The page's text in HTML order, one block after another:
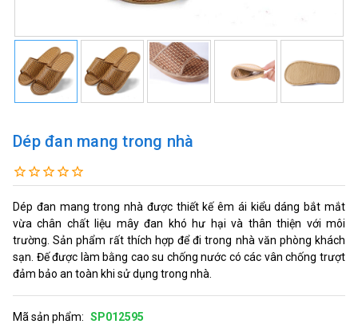
Dép đan mang trong nhà
Dép đan mang trong nhà được thiết kế êm ái kiểu dáng bắt mắt
vừa chân chất liệu mây đan khó hư hại và thân thiện với môi
trường. Sản phẩm rất thích hợp để đi trong nhà văn phòng khách
sạn. Đế được làm bằng cao su chống nước có các vân chống trượt
đảm bảo an toàn khi sử dụng trong nhà.
Mã sản phẩm: SP012595